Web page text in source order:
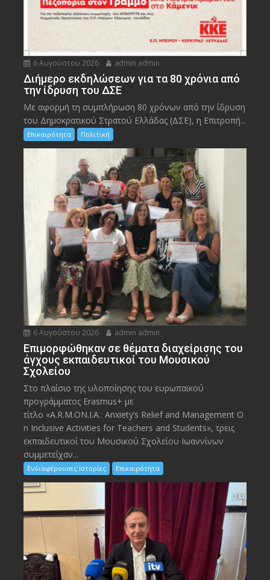
6 Αυγούστου 2026 admin admin
Διήμερο εκδηλώσεων για τα 80 χρόνια από
την ίδρυση του ΔΣΕ
Με αφορμή τη συμπλήρωση 80 χρόνων από την ίδρυση
του Δημοκρατικού Στρατού Ελλάδας (ΔΣΕ), η Επιτροπή...
Επικαιρότητα Πολιτική
6 Αυγούστου 2026 admin admin
Eπιμορφώθηκαν σε θέματα διαχείρισης του
άγχους εκπαιδευτικοί του Μουσικού
Σχολείου
Στο πλαίσιο της υλοποίησης του ευρωπαϊκού
προγράμματος Erasmus+ με
τίτλο «A.R.M.ON.I.A.: Anxiety’s Relief and Management O
n Inclusive Activities for Teachers and Students», τρεις
εκπαιδευτικοί του Μουσικού Σχολείου Ιωαννίνων
συμμετείχαν...
Ενδιαφέρουσες Ιστορίες Επικαιρότητα